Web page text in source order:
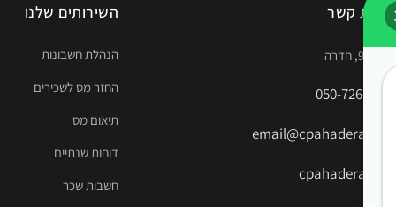
יצירת קשר
050-726-2528
email@cpahadera.co.il
cpahadera.co.il
השירותים שלנו
הנהלת חשבונות
החזר מס לשכירים
תיאום מס
דוחות שנתיים
חשבות שכר